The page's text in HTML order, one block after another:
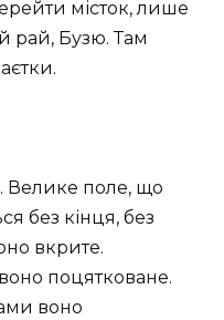
місток, лише
рай, Бузю. Там
Велике поле, що
без кінця, без
вкрите.
поцятковане.
воно